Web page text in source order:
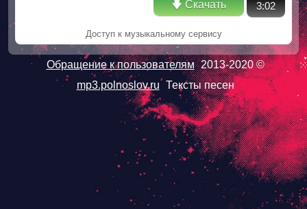
🡇 Скачать 3:02
Доступ к музыкальному сервису
Обращение к пользователям 2013-2020 ©
mp3.polnoslov.ru Тексты песен